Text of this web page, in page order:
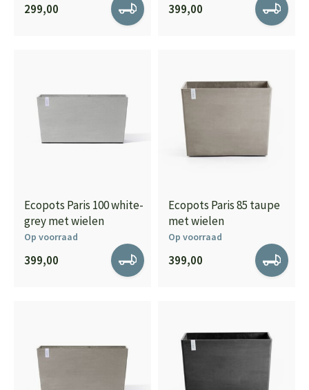
299,00 399,00
Ecopots Paris 100 white-
grey met wielen
Op voorraad
399,00
Ecopots Paris 85 taupe
met wielen
Op voorraad
399,00